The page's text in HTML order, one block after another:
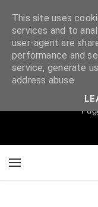
This site uses
services and to
user-agent are
performance and
service, generate
address abuse.